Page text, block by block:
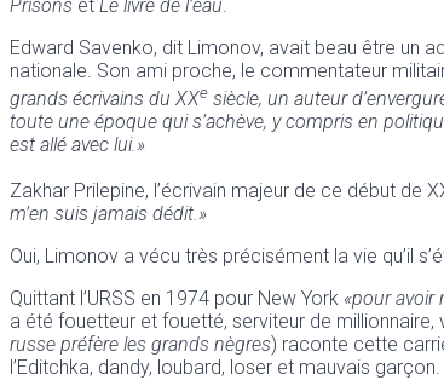
Prisons et Le livre de l’eau.
Edward Savenko, dit Limonov, avait beau être un
nationale. Son ami proche, le commentateur
grands écrivains du XXe siècle, un auteur
toute une époque qui s’achève, y compris en
est allé avec lui.»
Zakhar Prilepine, l’écrivain majeur de ce début de
m’en suis jamais dédit.»
Oui, Limonov a vécu très précisément la vie qu’il
Quittant l’URSS en 1974 pour New York «pour avoir
a été fouetteur et fouetté, serviteur de
russe préfère les grands nègres) raconte cette
l’Editchka, dandy, loubard, loser et mauvais garçon.